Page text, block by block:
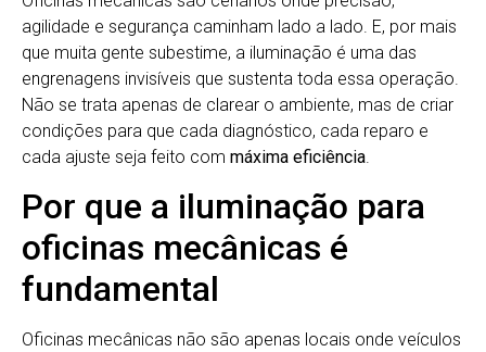
agilidade e segurança caminham lado a lado. E, por mais
que muita gente subestime, a iluminação é uma das
engrenagens invisíveis que sustenta toda essa operação.
Não se trata apenas de clarear o ambiente, mas de criar
condições para que cada diagnóstico, cada reparo e
cada ajuste seja feito com máxima eficiência.
Por que a iluminação para
oficinas mecânicas é
fundamental
Oficinas mecânicas não são apenas locais onde veículos